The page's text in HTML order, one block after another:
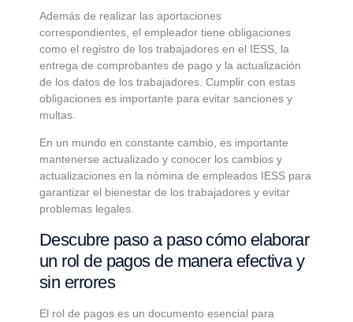
Además de realizar las aportaciones
correspondientes, el empleador tiene obligaciones
como el registro de los trabajadores en el IESS, la
entrega de comprobantes de pago y la actualización
de los datos de los trabajadores. Cumplir con estas
obligaciones es importante para evitar sanciones y
multas.
En un mundo en constante cambio, es importante
mantenerse actualizado y conocer los cambios y
actualizaciones en la nómina de empleados IESS para
garantizar el bienestar de los trabajadores y evitar
problemas legales.
Descubre paso a paso cómo elaborar
un rol de pagos de manera efectiva y
sin errores
El rol de pagos es un documento esencial para